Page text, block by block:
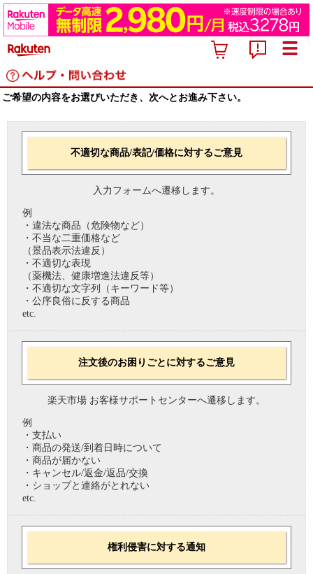
ご希望の内容をお選びいただき、次へとお進み下さい。
不適切な商品/表記/価格に対するご意見
入力フォームへ遷移します。
例
・違法な商品（危険物など）
・不当な二重価格など
（景品表示法違反）
・不適切な表現
（薬機法、健康増進法違反等）
・不適切な文字列（キーワード等）
・公序良俗に反する商品
etc.
注文後のお困りごとに対するご意見
楽天市場 お客様サポートセンターへ遷移します。
例
・支払い
・商品の発送/到着日時について
・商品が届かない
・キャンセル/返金/返品/交換
・ショップと連絡がとれない
etc.
権利侵害に対する通知